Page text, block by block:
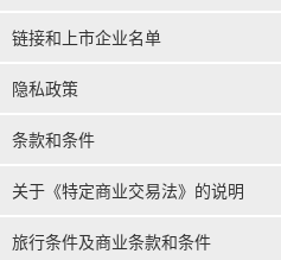
链接和上市企业名单
隐私政策
条款和条件
关于《特定商业交易法》的说明
旅行条件及商业条款和条件